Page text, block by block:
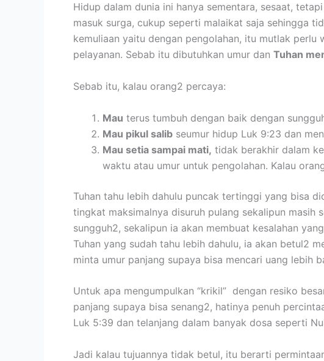
Hidup dalam dunia ini hanya sementara, sesaat,
masuk surga, cukup seperti malaikat saja sehingga
kemuliaan yaitu dengan pengolahan, itu mutlak
pelayanan. Sebab itu dibutuhkan umur dan Tuhan
Sebab itu, kalau orang2 percaya:
Mau terus tumbuh dengan baik dengan
Mau pikul salib seumur hidup Luk 9:23 dan
Mau setia sampai mati, tidak berakhir dalam
waktu atau umur untuk pengolahan. Kalau
Tuhan tahu lebih dahulu puncak tertinggi yang bisa
tingkat maksimalnya disuruh pulang sekalipun masih
sungguh2, sekalipun ia akan membuat kesalahan
Tuhan yang sudah tahu lebih dahulu, ia akan betul2
minta umur panjang supaya bisa mencari uang lebih
Untuk apa mengumpulkan “krikil” dengan resiko
panjang supaya bisa senang2, hatinya penuh
Luk 5:39 dan telanjang dalam banyak dosa seperti
Jadi kalau tujuannya tidak betul, itu berarti